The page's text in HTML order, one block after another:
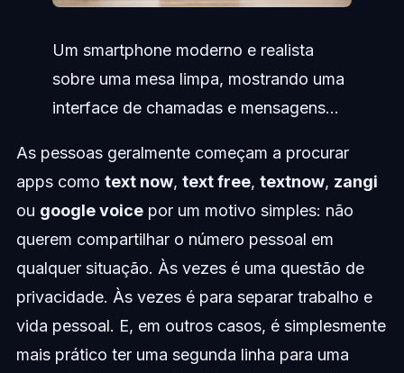
Um smartphone moderno e realista
sobre uma mesa limpa, mostrando uma
interface de chamadas e mensagens...
As pessoas geralmente começam a procurar
apps como text now, text free, textnow, zangi
ou google voicepor um motivo simples: não
querem compartilhar o número pessoal em
qualquer situação. Às vezes é uma questão de
privacidade. Às vezes é para separar trabalho e
vida pessoal. E, em outros casos, é simplesmente
mais prático ter uma segunda linha para uma